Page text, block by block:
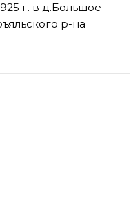
г. в д.Большое
р-на